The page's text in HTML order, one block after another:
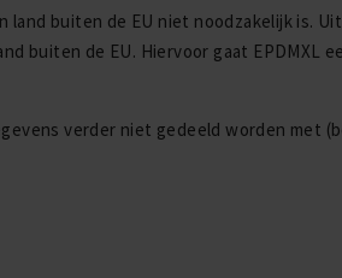
land buiten de EU niet noodzakelijk is.
buiten de EU. Hiervoor gaat EPDMXL
verder niet gedeeld worden met